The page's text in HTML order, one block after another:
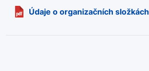
Údaje o organizačních složkách